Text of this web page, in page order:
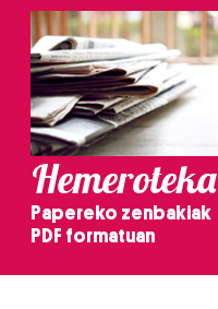
Hemeroteka
Papereko zenbakiak
PDF formatuan